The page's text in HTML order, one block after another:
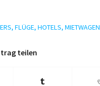
, FLÜGE, HOTELS, MIETWAGEN
teilen